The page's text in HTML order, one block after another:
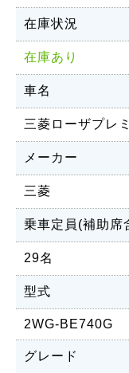
在庫状況
在庫あり
車名
三菱ローザプレ
メーカー
三菱
乗車定員(補助席
29名
型式
2WG-BE740G
グレード